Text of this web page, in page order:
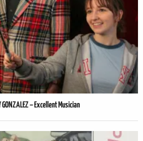
GONZALEZ – Excellent Musician